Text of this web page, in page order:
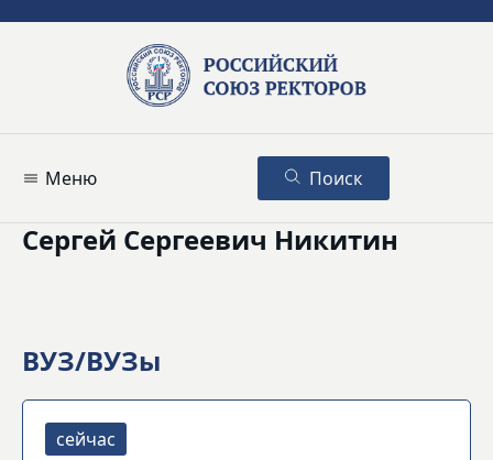
Меню Поиск
Сергей Сергеевич Никитин
ВУЗ/ВУЗы